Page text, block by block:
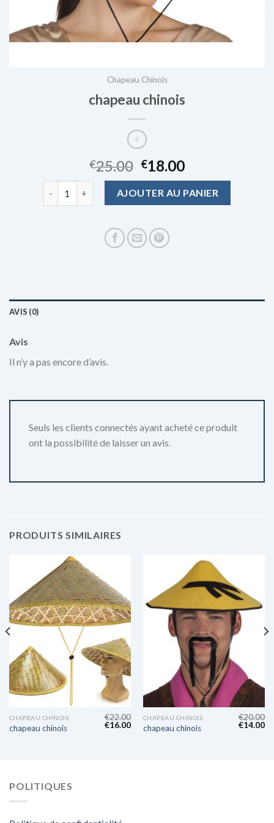
Chapeau Chinois
chapeau chinois
€25.00 €18.00
quantité de chapeau chinoisAJOUTER AU PANIER
AVIS (0)
Avis
Il n’y a pas encore d’avis.
Seuls les clients connectés ayant acheté ce produit
ont la possibilité de laisser un avis.
PRODUITS SIMILAIRES
CHAPEAU CHINOIS
chapeau chinois
€22.00
€16.00
CHAPEAU CHINOIS
chapeau chinois
€20.00
€14.00
POLITIQUES